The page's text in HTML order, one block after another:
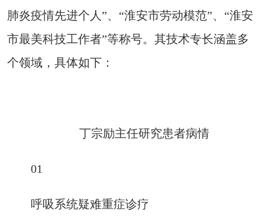
肺炎疫情先进个人”、“淮安市劳动模范”、“淮安
市最美科技工作者”等称号。其技术专长涵盖多
个领域，具体如下：
丁宗励主任研究患者病情
01
呼吸系统疑难重症诊疗